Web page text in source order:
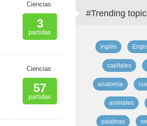
Ciencias
3
partidas
Ciencias
57
partidas
#Trending
inglés
capitales
anatomía
animales
palabras